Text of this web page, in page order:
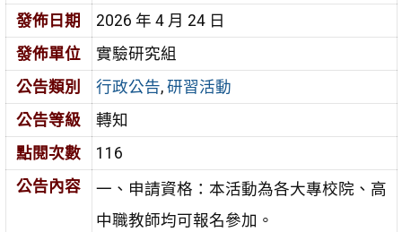
發佈日期
2026 年 4 月 24 日
發佈單位
實驗研究組
公告類別
行政公告, 研習活動
公告等級
轉知
點閱次數
116
公告內容
一、申請資格：本活動為各大專校院、高
中職教師均可報名參加。